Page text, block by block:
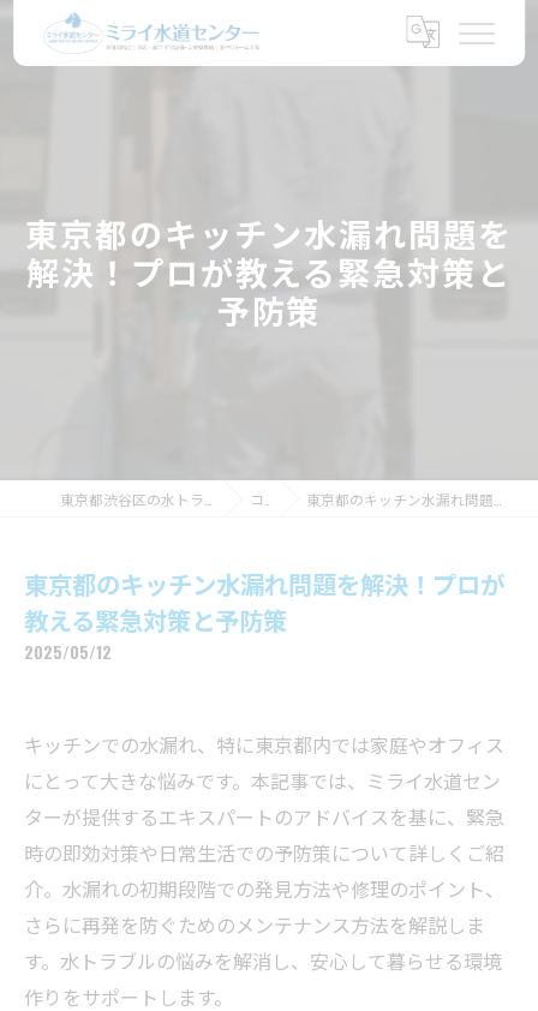
東京都のキッチン水漏れ問題を
解決！プロが教える緊急対策と
予防策
コラム 東京都のキッチン水漏れ問題を解決！プロが教える緊急対策と予防策
東京都のキッチン水漏れ問題を解決！プロが
教える緊急対策と予防策
2025/05/12
キッチンでの水漏れ、特に東京都内では家庭やオフィス
にとって大きな悩みです。本記事では、ミライ水道セン
ターが提供するエキスパートのアドバイスを基に、緊急
時の即効対策や日常生活での予防策について詳しくご紹
介。水漏れの初期段階での発見方法や修理のポイント、
さらに再発を防ぐためのメンテナンス方法を解説しま
す。水トラブルの悩みを解消し、安心して暮らせる環境
作りをサポートします。